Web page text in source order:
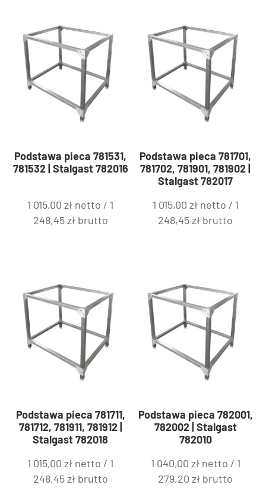
Podstawa pieca 781531,
781532 | Stalgast 782016
1 015,00zł netto / 1
248,45złbrutto
Podstawa pieca 781701,
781702, 781901, 781902 |
Stalgast 782017
1 015,00 zł netto / 1
248,45zł brutto
Podstawa pieca 781711,
781712, 781911, 781912 |
Stalgast 782018
1 015,00zł netto / 1
248,45złbrutto
Podstawa pieca 782001,
782002 | Stalgast
782010
1 040,00 zł netto / 1
279,20zł brutto